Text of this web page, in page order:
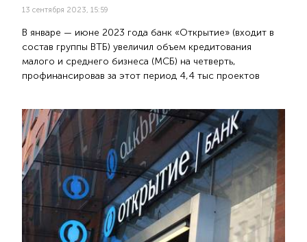
13 сентября 2023, 15:59
В январе — июне 2023 года банк «Открытие» (входит в
состав группы ВТБ) увеличил объем кредитования
малого и среднего бизнеса (МСБ) на четверть,
профинансировав за этот период 4,4 тыс проектов